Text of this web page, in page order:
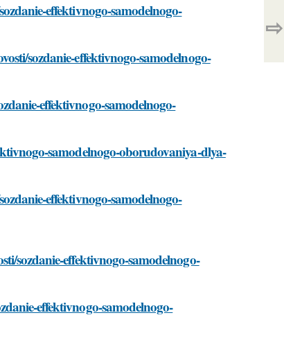
effektivnogo-samodelnogo-
sozdanie-effektivnogo-samodelnogo-
effektivnogo-samodelnogo-
samodelnogo-oborudovaniya-dlya-
effektivnogo-samodelnogo-
sozdanie-effektivnogo-samodelnogo-
effektivnogo-samodelnogo-
⇨